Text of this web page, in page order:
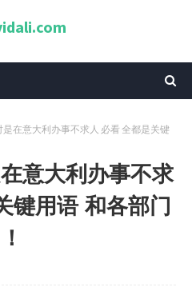
在意大利办事不求人 必看 全都是关键
意大利办事不求
键用语 和各部门